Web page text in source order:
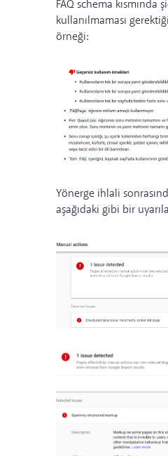
FAQ schema
kullanılmaması
örneği:
Yönerge ihlali
aşağıdaki gibi bir